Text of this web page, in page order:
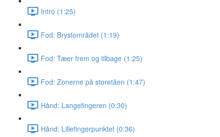
Intro (1:25)
Fod: Brystområdet (1:19)
Fod: Tæer frem og tilbage (1:25)
Fod: Zonerne på storetåen (1:47)
Hånd: Langefingeren (0:30)
Hånd: Lillefingerpunktet (0:36)